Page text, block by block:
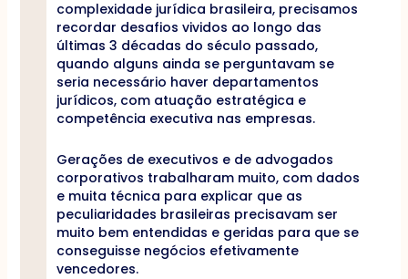
complexidade jurídica brasileira, precisamos
recordar desafios vividos ao longo das
últimas 3 décadas do século passado,
quando alguns ainda se perguntavam se
seria necessário haver departamentos
jurídicos, com atuação estratégica e
competência executiva nas empresas.
Gerações de executivos e de advogados
corporativos trabalharam muito, com dados
e muita técnica para explicar que as
peculiaridades brasileiras precisavam ser
muito bem entendidas e geridas para que se
conseguisse negócios efetivamente
vencedores.